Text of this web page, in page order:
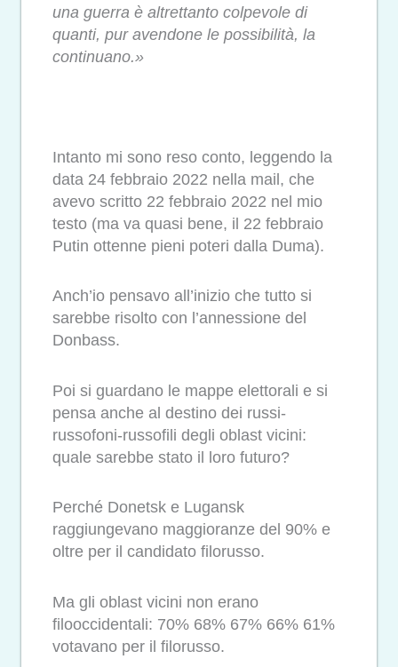
una guerra è altrettanto colpevole di
quanti, pur avendone le possibilità, la
continuano.»
Intanto mi sono reso conto, leggendo la
data 24 febbraio 2022 nella mail, che
avevo scritto 22 febbraio 2022 nel mio
testo (ma va quasi bene, il 22 febbraio
Putin ottenne pieni poteri dalla Duma).
Anch’io pensavo all’inizio che tutto si
sarebbe risolto con l’annessione del
Donbass.
Poi si guardano le mappe elettorali e si
pensa anche al destino dei russi-
russofoni-russofili degli oblast vicini:
quale sarebbe stato il loro futuro?
Perché Donetsk e Lugansk
raggiungevano maggioranze del 90% e
oltre per il candidato filorusso.
Ma gli oblast vicini non erano
filooccidentali: 70% 68% 67% 66% 61%
votavano per il filorusso.